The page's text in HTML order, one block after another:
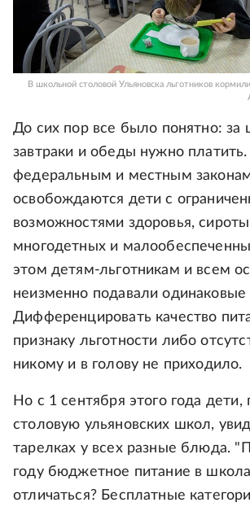
В школьной столовой Ульяновска льготников
До сих пор все было понятно: за
завтраки и обеды нужно
федеральным и местным
освобождаются дети с
возможностями здоровья,
многодетных и
этом детям-льготникам и всем
неизменно подавали
Дифференцировать качество
признаку льготности либо
никому и в голову не приходило.
Но с 1 сентября этого года дети,
столовую ульяновских школ,
тарелках у всех разные блюда.
году бюджетное питание в
отличаться? Бесплатные